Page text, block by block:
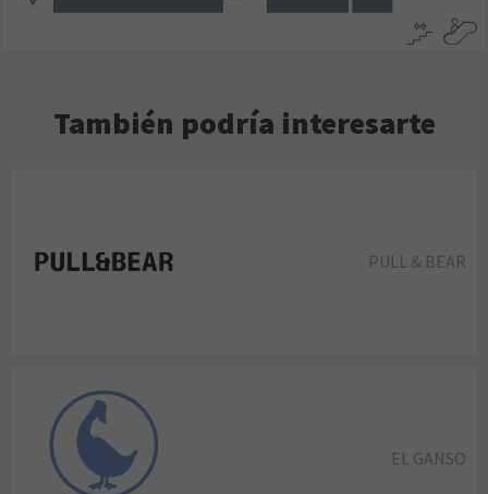
También podría interesarte
PULL & BEAR
EL GANSO